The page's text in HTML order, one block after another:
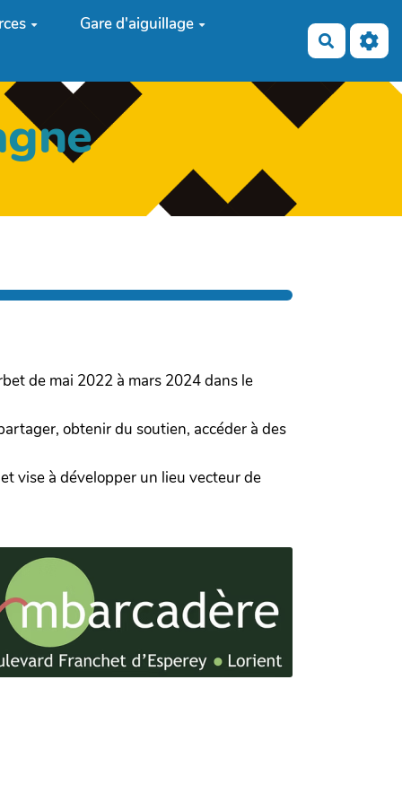
Gare d'aiguillage
de mai 2022 à mars 2024 dans le
obtenir du soutien, accéder à des
vise à développer un lieu vecteur de